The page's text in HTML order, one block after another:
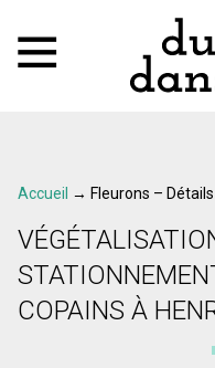
Accueil → Fleurons – Détails
COPAINS À